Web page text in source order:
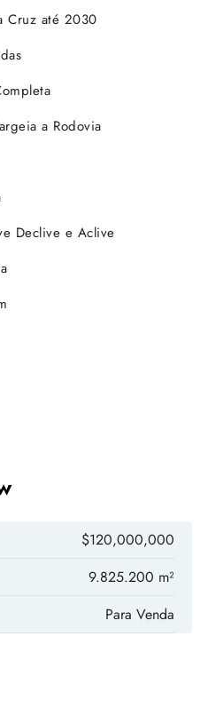
Cruz até 2030
a Rodovia
Declive e Aclive
$120,000,000
9.825.200 m²
Para Venda